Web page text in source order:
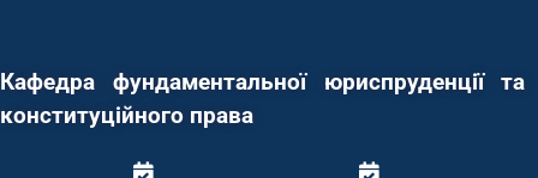
Кафедра фундаментальної юриспруденції та
конституційного права